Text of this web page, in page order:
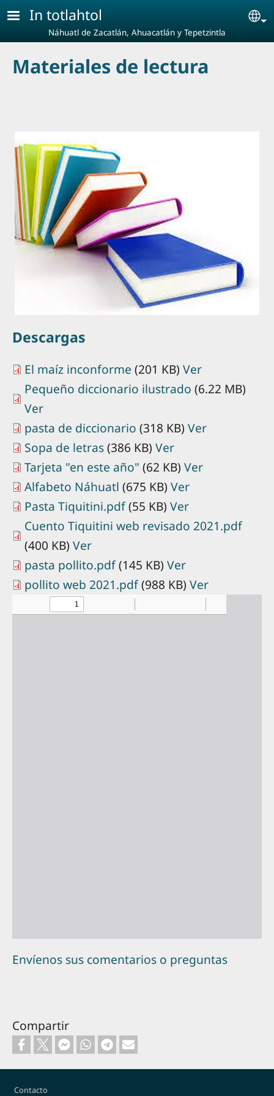
Pasar al contenido principal
In totlahtol
Náhuatl de Zacatlán, Ahuacatlán y Tepetzintla
Materiales de lectura
Descargas
El maíz inconforme (201 KB) Ver
Pequeño diccionario ilustrado (6.22 MB)
Ver
pasta de diccionario (318 KB) Ver
Sopa de letras(386 KB) Ver
Tarjeta "en este año" (62 KB) Ver
Alfabeto Náhuatl (675 KB) Ver
Pasta Tiquitini.pdf(55 KB) Ver
Cuento Tiquitini web revisado 2021.pdf
(400 KB) Ver
pasta pollito.pdf(145 KB) Ver
pollito web 2021.pdf(988 KB) Ver
Envíenos sus comentarios o preguntas
Compartir
Contacto